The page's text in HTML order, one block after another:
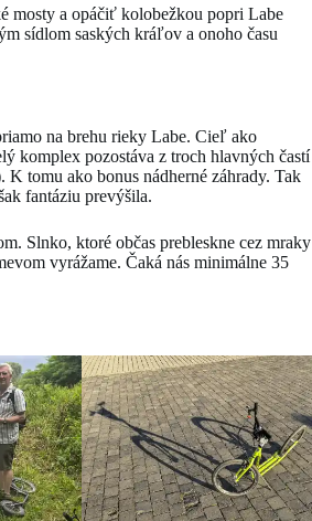
mosty a opáčiť kolobežkou popri Labe
sídlom saských kráľov a onoho času
na brehu rieky Labe. Cieľ ako
komplex pozostáva z troch hlavných častí
. K tomu ako bonus nádherné záhrady. Tak
fantáziu prevýšila.
Slnko, ktoré občas prebleskne cez mraky
vyrážame. Čaká nás minimálne 35